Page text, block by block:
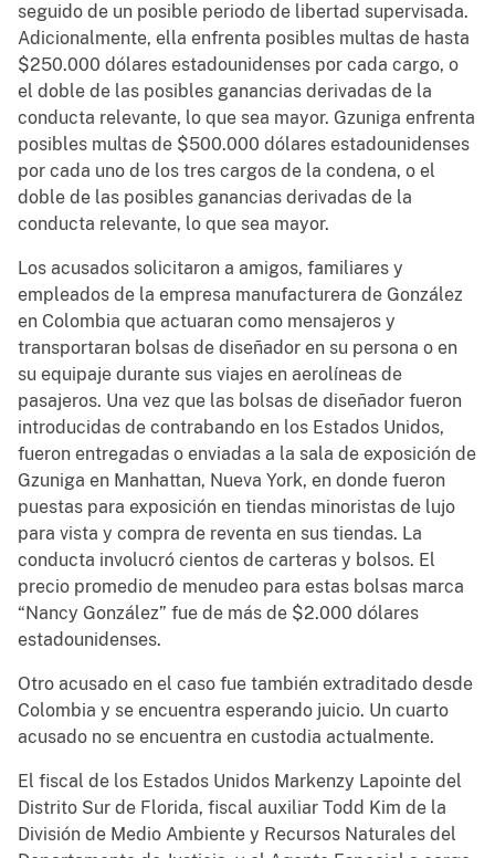
seguido de un posible periodo de libertad supervisada.
Adicionalmente, ella enfrenta posibles multas de hasta
$250.000 dólares estadounidenses por cada cargo, o
el doble de las posibles ganancias derivadas de la
conducta relevante, lo que sea mayor. Gzuniga enfrenta
posibles multas de $500.000 dólares estadounidenses
por cada uno de los tres cargos de la condena, o el
doble de las posibles ganancias derivadas de la
conducta relevante, lo que sea mayor.
Los acusados solicitaron a amigos, familiares y
empleados de la empresa manufacturera de González
en Colombia que actuaran como mensajeros y
transportaran bolsas de diseñador en su persona o en
su equipaje durante sus viajes en aerolíneas de
pasajeros. Una vez que las bolsas de diseñador fueron
introducidas de contrabando en los Estados Unidos,
fueron entregadas o enviadas a la sala de exposición de
Gzuniga en Manhattan, Nueva York, en donde fueron
puestas para exposición en tiendas minoristas de lujo
para vista y compra de reventa en sus tiendas. La
conducta involucró cientos de carteras y bolsos. El
precio promedio de menudeo para estas bolsas marca
“Nancy González” fue de más de $2.000 dólares
estadounidenses.
Otro acusado en el caso fue también extraditado desde
Colombia y se encuentra esperando juicio. Un cuarto
acusado no se encuentra en custodia actualmente.
El fiscal de los Estados Unidos Markenzy Lapointe del
Distrito Sur de Florida, fiscal auxiliar Todd Kim de la
División de Medio Ambiente y Recursos Naturales del